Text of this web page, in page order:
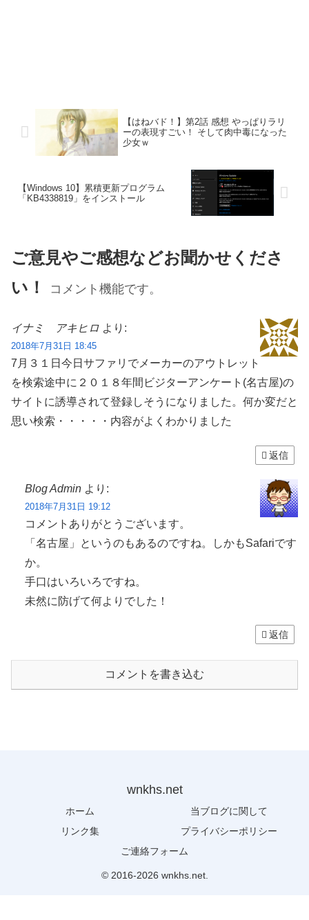
【はねバド！】第2話 感想 やっぱりラリ
ーの表現すごい！ そして肉中毒になった
少女ｗ
【Windows 10】累積更新プログラム
「KB4338819」をインストール
ご意見やご感想などお聞かせくださ
い！
コメント機能です。
イナミ アキヒロ より:
2018年7月31日 18:45
7月３１日今日サファリでメーカーのアウトレット
を検索途中に２０１８年間ビジターアンケート(名古屋)の
サイトに誘導されて登録しそうになりました。何か変だと
思い検索・・・・・内容がよくわかりました
返信
Blog Admin より:
2018年7月31日 19:12
コメントありがとうございます。
「名古屋」というのもあるのですね。しかもSafariです
か。
手口はいろいろですね。
未然に防げて何よりでした！
返信
コメントを書き込む
wnkhs.net
ホーム
当ブログに関して
リンク集
プライバシーポリシー
ご連絡フォーム
© 2016-2026 wnkhs.net.